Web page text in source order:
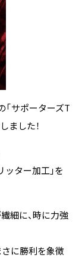
「サポーターズT
ました！
ッター加工」を
細に、時に力強
に勝利を象徴